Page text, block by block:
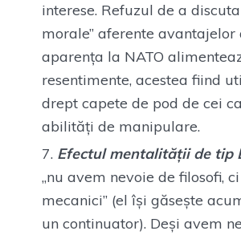
interese. Refuzul de a
morale” aferente avantajelor
aparența la NATO
resentimente, acestea fiind
drept capete de pod de cei
abilități de manipulare.
Efectul mentalității de tip
„nu avem nevoie de filosofi,
mecanici” (el își găsește
un continuator). Deși avem